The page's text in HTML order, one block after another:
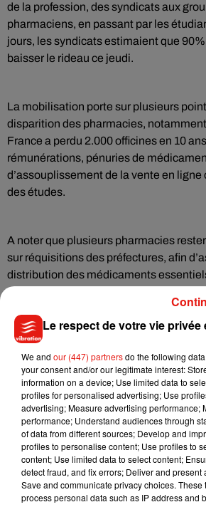
de la profession, des syndicats aux
pharmaciens, en passant par les
jours, les syndicats estimaient que
baisser le rideau ce jeudi.
La mobilisation porte sur plusieurs
disparition des pharmacies,
France a perdu 2.000 officines en 10
rémunérations, pénuries de
d’assouplissement de la vente en ligne
des études.
A noter que plusieurs pharmacies
sur réquisitions des préfectures, afin
distribution des médicaments
retrouver sur le site des
Musique
5 août 2026
Benny Blanco invite
Becky G sur son
Le respect de votre vie
We and our (447) partnersdo the following
your consent and/or our legitimate interest:
information on a device; Use limited data to
profiles for personalised advertising; Use
advertising; Measure advertising performance;
performance; Understand audiences through
of data from different sources; Develop and
profiles to personalise content; Use profiles to
content; Use limited data to select content;
detect fraud, and fix errors; Deliver and
Save and communicate privacy choices.
process personal data such as IP address and